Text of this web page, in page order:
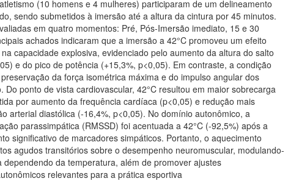
(10 homens e 4 mulheres) participaram de um delineamento
sendo submetidos à imersão até a altura da cintura por 45 minutos.
em quatro momentos: Pré, Pós-Imersão imediato, 15 e 30
achados indicaram que a imersão a 42°C promoveu um efeito
capacidade explosiva, evidenciado pelo aumento da altura do salto
e do pico de potência (+15,3%, p<0,05). Em contraste, a condição
da força isométrica máxima e do impulso angular dos
Do ponto de vista cardiovascular, 42°C resultou em maior sobrecarga
por aumento da frequência cardíaca (p<0,05) e redução mais
arterial diastólica (-16,4%, p<0,05). No domínio autonômico, a
parassimpática (RMSSD) foi acentuada a 42°C (-92,5%) após a
significativo de marcadores simpáticos. Portanto, o aquecimento
agudos transitórios sobre o desempenho neuromuscular, modulando-
dependendo da temperatura, além de promover ajustes
relevantes para a prática esportiva